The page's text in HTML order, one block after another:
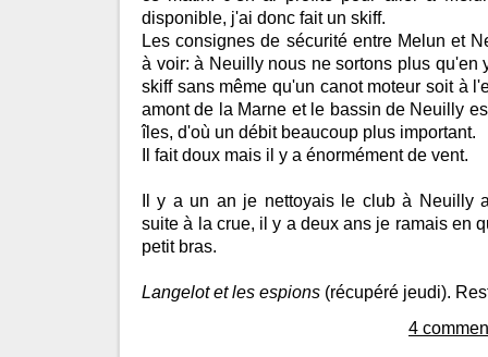
disponible, j'ai donc fait un skiff.
Les consignes de sécurité entre Melun et
à voir: à Neuilly nous ne sortons plus qu'en
skiff sans même qu'un canot moteur soit à
amont de la Marne et le bassin de Neuilly
îles, d'où un débit beaucoup plus important.
Il fait doux mais il y a énormément de vent.
Il y a un an je nettoyais le club à Neuilly
suite à la crue, il y a deux ans je ramais en
petit bras.
Langelot et les espions (récupéré jeudi).
4